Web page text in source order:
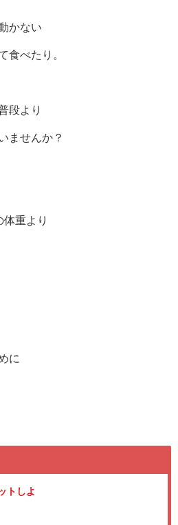
かない
食べたり。
段より
ませんか？
重より
に
トしよ